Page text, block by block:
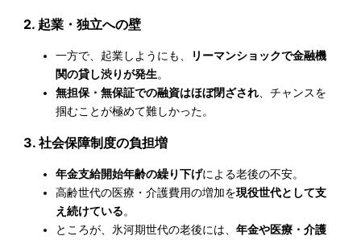
2. 起業・独立への壁
一方で、起業しようにも、
リーマンショックで金融機
関の貸し渋りが発生。
無担保・無保証での融資はほぼ閉ざされ 、チャンスを
掴むことが極めて難しかった。
3. 社会保障制度の負担増
年金支給開始年齢の繰り下げによる老後の不安。
高齢世代の医療・介護費用の増加を現役世代として支
え続けている。
ところが、氷河期世代の老後には、年金や医療・介護